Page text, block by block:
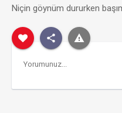
Niçin göynüm dururken